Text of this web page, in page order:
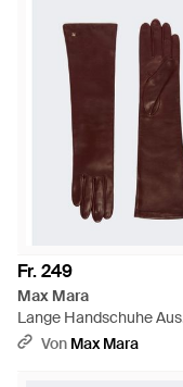
Fr. 249
Max Mara
Lange Handschuhe Aus
Nappaleder - Braun
Von Max Mara